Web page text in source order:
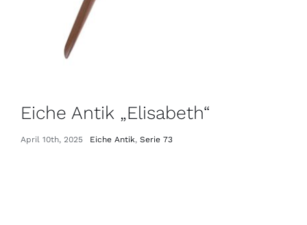
Eiche Antik „Elisabeth“
April 10th, 2025 Eiche Antik, Serie 73